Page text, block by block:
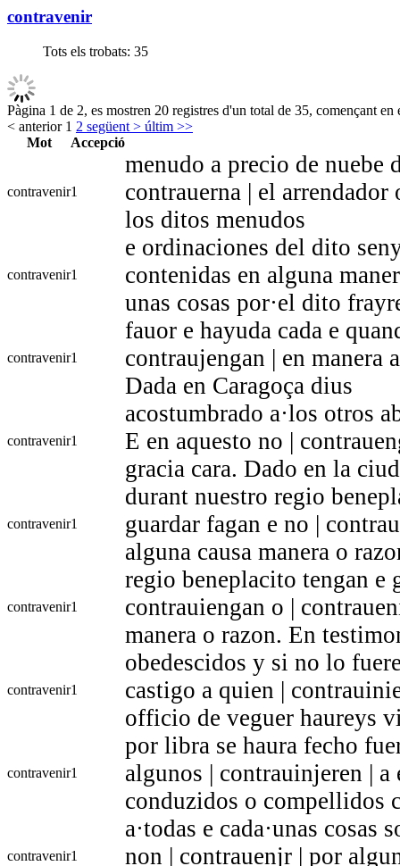
contravenir
Tots els trobats: 35
Pàgina 1 de 2, es mostren 20 registres d'un total de 35, començant en
< anterior 1 2 següent > últim >>
Mot
Accepció
contravenir1
menudo a precio de nuebe
contrauerna | el
los ditos menudos
contravenir1
e ordinaciones del dito
contenidas en alguna
unas cosas por·el dito
contravenir1
fauor e hayuda cada e
contraujengan | en manera
Dada en Caragoça dius
contravenir1
acostumbrado a·los otros
E en aquesto no |
gracia cara. Dado en la
contravenir1
durant nuestro regio
guardar fagan e no |
alguna causa manera o
contravenir1
regio beneplacito tengan e
contrauiengan o |
manera o razon. En
contravenir1
obedescidos y si no lo
castigo a quien |
officio de veguer haureys
contravenir1
por libra se haura fecho
algunos | contrauinjeren | a
conduzidos o compellidos
contravenir1
a·todas e cada·unas
non | contrauenjr | por